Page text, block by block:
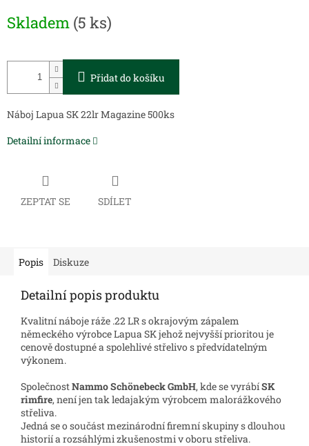
cena:
Skladem (5 ks)
Přidat do košíku
Náboj Lapua SK 22lr Magazine 500ks
Detailní informace
ZEPTAT SE SDÍLET
Popis Diskuze
Detailní popis produktu
Kvalitní náboje ráže .22 LR s okrajovým zápalem
německého výrobce Lapua SK jehož nejvyšší prioritou je
cenově dostupné a spolehlivé střelivo s předvídatelným
výkonem.
SpolečnostNammo Schönebeck GmbH, kde se vyrábíSK
rimfire, není jen tak ledajakým výrobcem malorážkového
střeliva.
Jedná se o součást mezinárodní firemní skupiny s dlouhou
historií a rozsáhlými zkušenostmi v oboru střeliva.